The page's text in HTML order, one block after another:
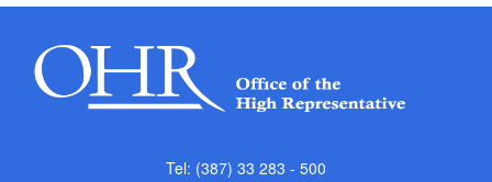
Tel: (387) 33 283 - 500